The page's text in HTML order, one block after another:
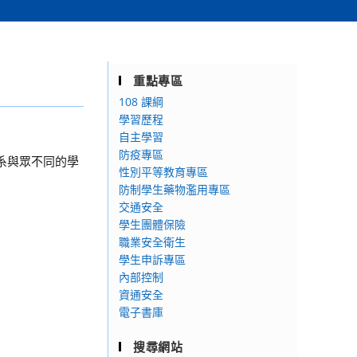
與眾不同的學
重點專區
108 課綱
學習歷程
自主學習
防疫專區
性別平等教育專區
防制學生藥物濫用專區
交通安全
學生團體保險
職業安全衛生
學生申訴專區
內部控制
資通安全
電子書庫
搜尋網站